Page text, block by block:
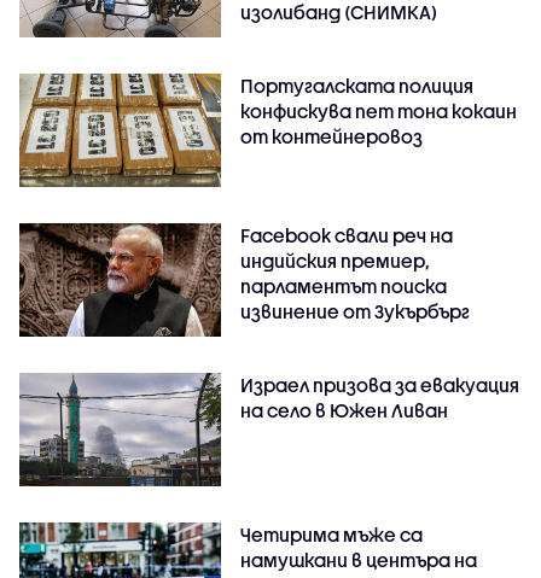
изолибанд (СНИМКА)
Португалската полиция
конфискува пет тона кокаин
от контейнеровоз
Facebook свали реч на
индийския премиер,
парламентът поиска
извинение от Зукърбърг
Израел призова за евакуация
на село в Южен Ливан
Четирима мъже са
намушкани в центъра на